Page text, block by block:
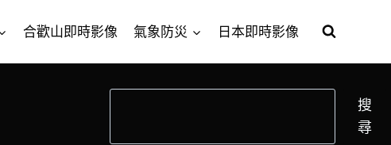
合歡山即時影像 氣象防災 日本即時影像
搜
尋